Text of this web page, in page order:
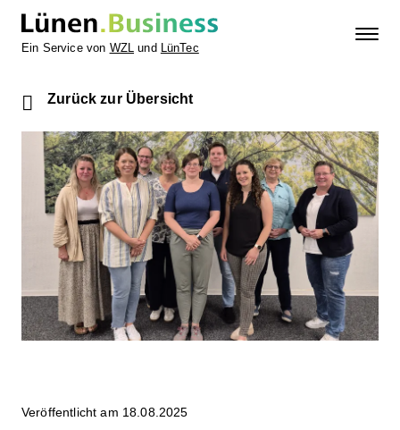
Ein Service von WZL und LünTec
Zurück zur Übersicht
Veröffentlicht am 18.08.2025